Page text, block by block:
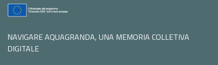
NAVIGARE AQUAGRANDA, UNA MEMORIA COLLETIVA
DIGITALE